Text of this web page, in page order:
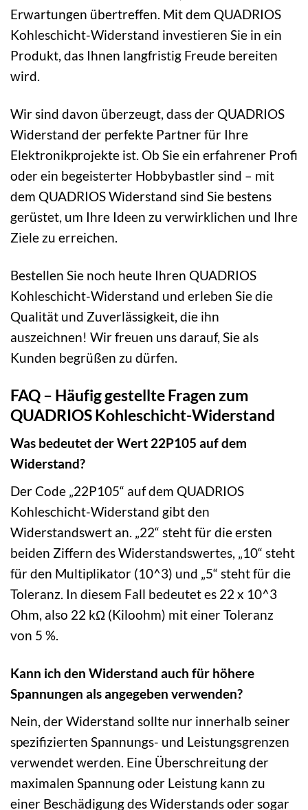
Erwartungen übertreffen. Mit dem QUADRIOS
Kohleschicht-Widerstand investieren Sie in ein
Produkt, das Ihnen langfristig Freude bereiten
wird.
Wir sind davon überzeugt, dass der QUADRIOS
Widerstand der perfekte Partner für Ihre
Elektronikprojekte ist. Ob Sie ein erfahrener Profi
oder ein begeisterter Hobbybastler sind – mit
dem QUADRIOS Widerstand sind Sie bestens
gerüstet, um Ihre Ideen zu verwirklichen und Ihre
Ziele zu erreichen.
Bestellen Sie noch heute Ihren QUADRIOS
Kohleschicht-Widerstand und erleben Sie die
Qualität und Zuverlässigkeit, die ihn
auszeichnen! Wir freuen uns darauf, Sie als
Kunden begrüßen zu dürfen.
FAQ – Häufig gestellte Fragen zum
QUADRIOS Kohleschicht-Widerstand
Was bedeutet der Wert 22P105 auf dem
Widerstand?
Der Code „22P105“ auf dem QUADRIOS
Kohleschicht-Widerstand gibt den
Widerstandswert an. „22“ steht für die ersten
beiden Ziffern des Widerstandswertes, „10“ steht
für den Multiplikator (10^3) und „5“ steht für die
Toleranz. In diesem Fall bedeutet es 22 x 10^3
Ohm, also 22 kΩ (Kiloohm) mit einer Toleranz
von 5 %.
Kann ich den Widerstand auch für höhere
Spannungen als angegeben verwenden?
Nein, der Widerstand sollte nur innerhalb seiner
spezifizierten Spannungs- und Leistungsgrenzen
verwendet werden. Eine Überschreitung der
maximalen Spannung oder Leistung kann zu
einer Beschädigung des Widerstands oder sogar